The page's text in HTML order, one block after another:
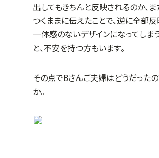
出してもきちんと反映されるのか、
つくままに伝えたことで、逆に全部
一体感のないデザインになってしま
と、不安を持つ方もいます。
その点でBさんご夫婦はどうだったの
か。